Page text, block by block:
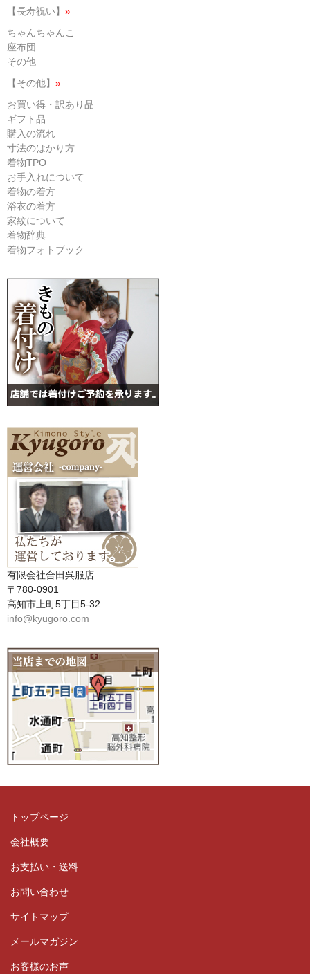
【長寿祝い】 »
ちゃんちゃんこ
座布団
その他
【その他】 »
お買い得・訳あり品
ギフト品
購入の流れ
寸法のはかり方
着物TPO
お手入れについて
着物の着方
浴衣の着方
家紋について
着物辞典
着物フォトブック
有限会社合田呉服店
〒780-0901
高知市上町5丁目5-32
info@kyugoro.com
トップページ
会社概要
お支払い・送料
お問い合わせ
サイトマップ
メールマガジン
お客様のお声